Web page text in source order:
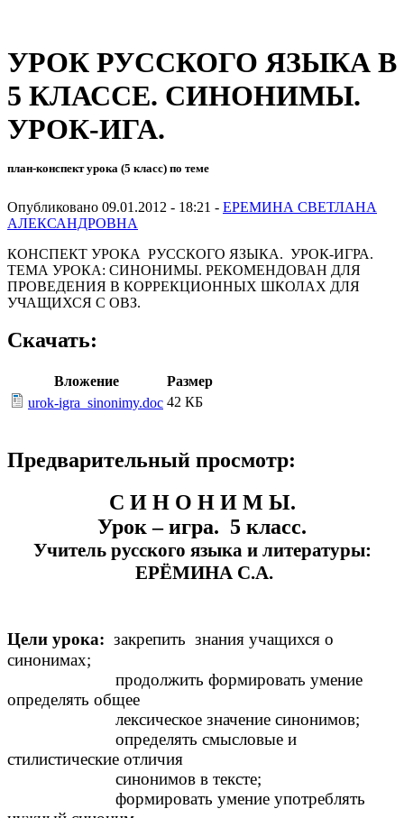
УРОК РУССКОГО ЯЗЫКА В
5 КЛАССЕ. СИНОНИМЫ.
УРОК-ИГА.
план-конспект урока (5 класс) по теме
Опубликовано 09.01.2012 - 18:21 - ЕРЕМИНА СВЕТЛАНА
АЛЕКСАНДРОВНА
КОНСПЕКТ УРОКА РУССКОГО ЯЗЫКА. УРОК-ИГРА.
ТЕМА УРОКА: СИНОНИМЫ. РЕКОМЕНДОВАН ДЛЯ
ПРОВЕДЕНИЯ В КОРРЕКЦИОННЫХ ШКОЛАХ ДЛЯ
УЧАЩИХСЯ С ОВЗ.
Скачать:
Вложение
Размер
urok-igra_sinonimy.doc 42 КБ
Предварительный просмотр:
С И Н О Н И М Ы.
Урок – игра. 5 класс.
Учитель русского языка и литературы:
ЕРЁМИНА С.А.
Цели урока: закрепить знания учащихся о
синонимах;
продолжить формировать умение
определять общее
лексическое значение синонимов;
определять смысловые и
стилистические отличия
синонимов в тексте;
формировать умение употреблять